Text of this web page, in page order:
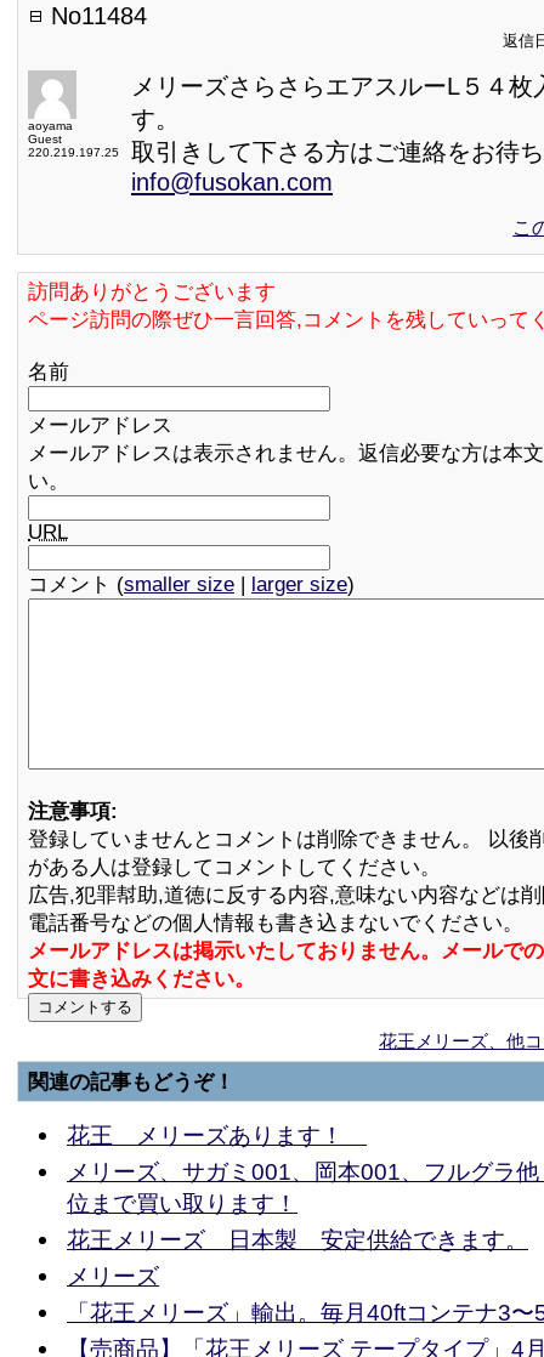
No11484
返信
aoyama
Guest
220.219.197.25
メリーズさらさらエアスルーL５４
す。
取引きして下さる方はご連絡をお待
info@fusokan.com
こ
訪問ありがとうございます
ページ訪問の際ぜひ一言回答,コメントを残していって
名前
メールアドレス
メールアドレスは表示されません。返信必要な方は本
い。
URL
コメント (smaller size | larger size)
注意事項:
登録していませんとコメントは削除できません。 以後
がある人は登録してコメントしてください。
広告,犯罪幇助,道徳に反する内容,意味ない内容などは
電話番号などの個人情報も書き込まないでください。
メールアドレスは掲示いたしておりません。メールで
文に書き込みください。
花王メリーズ、他
関連の記事もどうぞ！
花王 メリーズあります！
メリーズ、サガミ001、岡本001、フルグラ
位まで買い取ります！
花王メリーズ 日本製 安定供給できます。
メリーズ
「花王メリーズ」輸出。毎月40ftコンテナ3
【売商品】「花王メリーズ テープタイプ」4